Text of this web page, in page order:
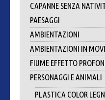
CAPANNE SENZA
PAESAGGI
AMBIENTAZIONI
AMBIENTAZIONI IN
FIUME EFFETTO
PERSONAGGI E ANIMALI
PLASTICA COLOR